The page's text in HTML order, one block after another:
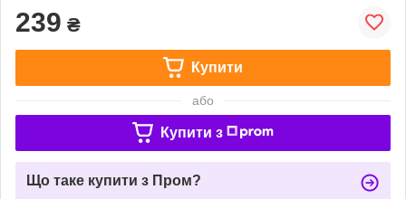
239 ₴
Купити
або
Купити з
Що таке купити з Пром?